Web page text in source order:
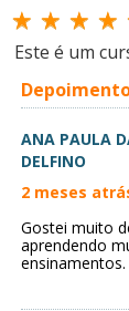
Este é um
ANA PAULA
DELFINO
2 meses
Gostei muito
aprendendo
ensinamentos.